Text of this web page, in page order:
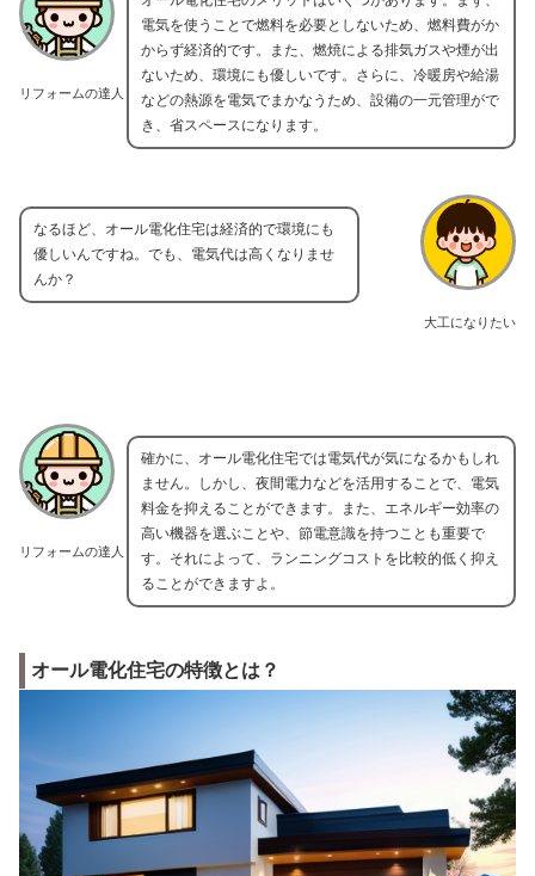
リフォームの達人
電気を使うことで燃料を必要としないため、燃料費がか
からず経済的です。また、燃焼による排気ガスや煙が出
ないため、環境にも優しいです。さらに、冷暖房や給湯
などの熱源を電気でまかなうため、設備の一元管理がで
き、省スペースになります。
大工になりたい
なるほど、オール電化住宅は経済的で環境にも
優しいんですね。でも、電気代は高くなりませ
んか？
リフォームの達人
確かに、オール電化住宅では電気代が気になるかもしれ
ません。しかし、夜間電力などを活用することで、電気
料金を抑えることができます。また、エネルギー効率の
高い機器を選ぶことや、節電意識を持つことも重要で
す。それによって、ランニングコストを比較的低く抑え
ることができますよ。
オール電化住宅の特徴とは？